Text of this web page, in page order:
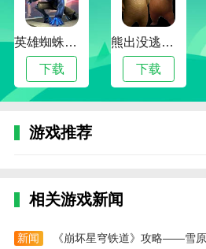
强大、操作简单、社交丰富的
更加轻松舒适的游戏体验。
英雄蜘蛛侠绳索格斗城市模拟器
下载
熊出没逃脱之路
下载
游戏推荐
相关游戏新闻
新闻 《崩坏星穹铁道》攻略——雪